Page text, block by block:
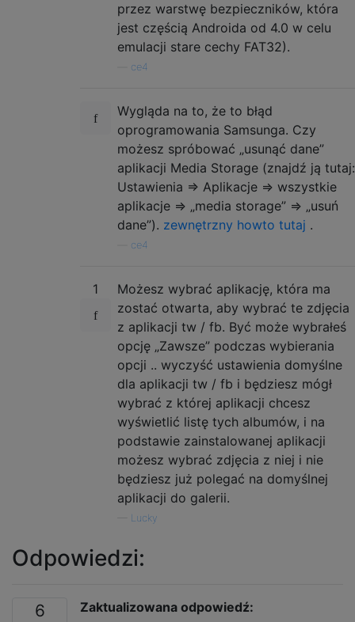
przez warstwę bezpieczników, która
jest częścią Androida od 4.0 w celu
emulacji stare cechy FAT32).
ce4
Wygląda na to, że to błąd
oprogramowania Samsunga. Czy
możesz spróbować „usunąć dane”
aplikacji Media Storage (znajdź ją tutaj:
Ustawienia => Aplikacje => wszystkie
aplikacje => „media storage” => „usuń
dane”). zewnętrzny howto tutaj .
ce4
1
Możesz wybrać aplikację, która ma
zostać otwarta, aby wybrać te zdjęcia
z aplikacji tw / fb. Być może wybrałeś
opcję „Zawsze” podczas wybierania
opcji .. wyczyść ustawienia domyślne
dla aplikacji tw / fb i będziesz mógł
wybrać z której aplikacji chcesz
wyświetlić listę tych albumów, i na
podstawie zainstalowanej aplikacji
możesz wybrać zdjęcia z niej i nie
będziesz już polegać na domyślnej
aplikacji do galerii.
Lucky
Odpowiedzi:
6
Zaktualizowana odpowiedź: